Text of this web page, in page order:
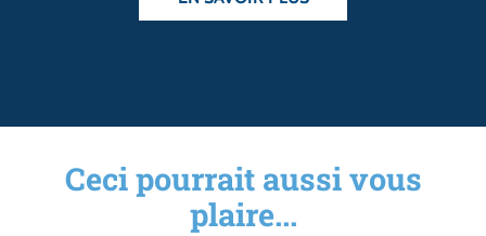
Ceci pourrait aussi vous
plaire...